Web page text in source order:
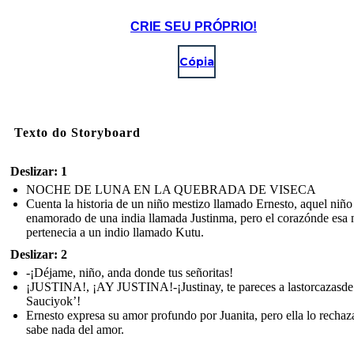
CRIE SEU PRÓPRIO!
Cópia
Texto do Storyboard
Deslizar: 1
NOCHE DE LUNA EN LA QUEBRADA DE VISECA
Cuenta la historia de un niño mestizo llamado Ernesto, aquel
enamorado de una india llamada Justinma, pero el corazónde esa
pertenecia a un indio llamado Kutu.
Deslizar: 2
-¡Déjame, niño, anda donde tus señoritas!
¡JUSTINA!, ¡AY JUSTINA!-¡Justinay, te pareces a lastorcazasde
Sauciyok’!
Ernesto expresa su amor profundo por Juanita, pero ella lo
sabe nada del amor.